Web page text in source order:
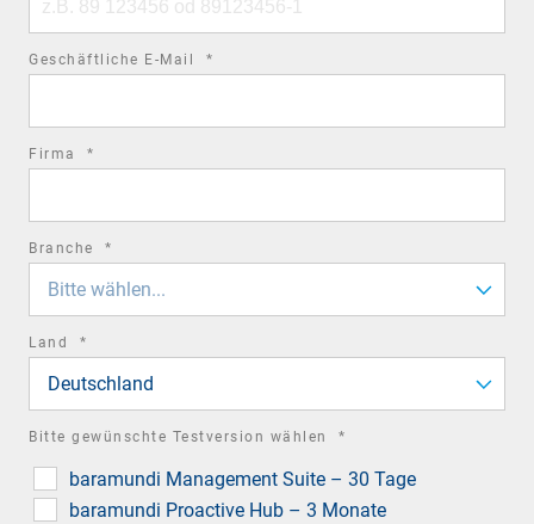
number
Geschäftliche E-Mail *
Firma *
Branche *
Bitte wählen...
Land *
Deutschland
Bitte gewünschte Testversion wählen *
baramundi Management Suite – 30 Tage
baramundi Proactive Hub – 3 Monate